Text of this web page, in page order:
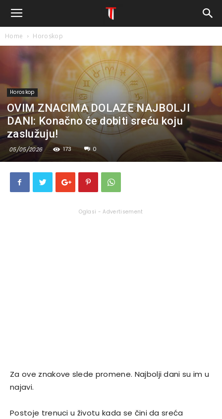
Home Horoskop
Horoskop
OVIM ZNACIMA DOLAZE NAJBOLJI
DANI: Konačno će dobiti sreću koju
zaslužuju!
05/05/2026 173 0
Oglasi - Advertisement
Za ove znakove slede promene. Najbolji dani su im u
najavi.
Postoje trenuci u životu kada se čini da sreća